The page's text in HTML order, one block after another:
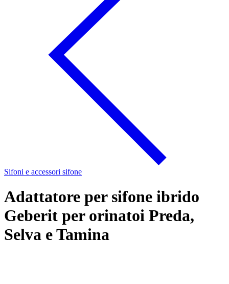
Sifoni e accessori sifone
Adattatore per sifone ibrido
Geberit per orinatoi Preda,
Selva e Tamina